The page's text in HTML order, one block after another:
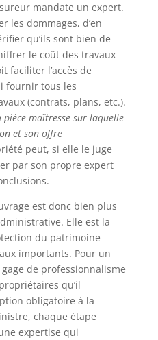
mandate un expert.
les dommages, d’en
qu’ils sont bien de
le coût des travaux
faciliter l’accès de
fournir tous les
(contrats, plans, etc.).
maîtresse sur laquelle
et son offre
peut, si elle le juge
par son propre expert
est donc bien plus
Elle est la
du patrimoine
importants. Pour un
de professionnalisme
qu’il
obligatoire à la
chaque étape
expertise qui